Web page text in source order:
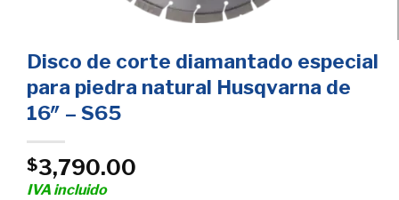
Disco de corte diamantado especial
para piedra natural Husqvarna de
16″ – S65
$3,790.00
IVA incluido